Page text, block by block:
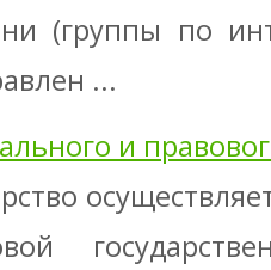
(группы по
...
и